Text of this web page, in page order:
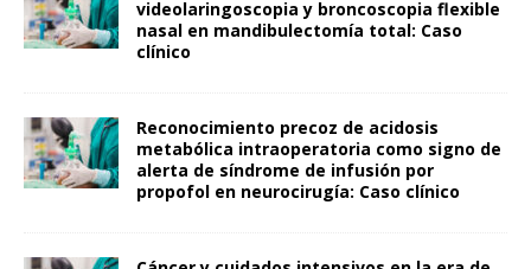
videolaringoscopia y broncoscopia flexible
nasal en mandibulectomía total: Caso
clínico
Reconocimiento precoz de acidosis
metabólica intraoperatoria como signo de
alerta de síndrome de infusión por
propofol en neurocirugía: Caso clínico